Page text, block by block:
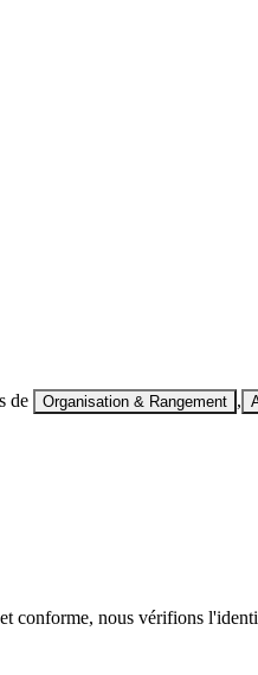
de Organisation & Rangement ,
conforme, nous vérifions